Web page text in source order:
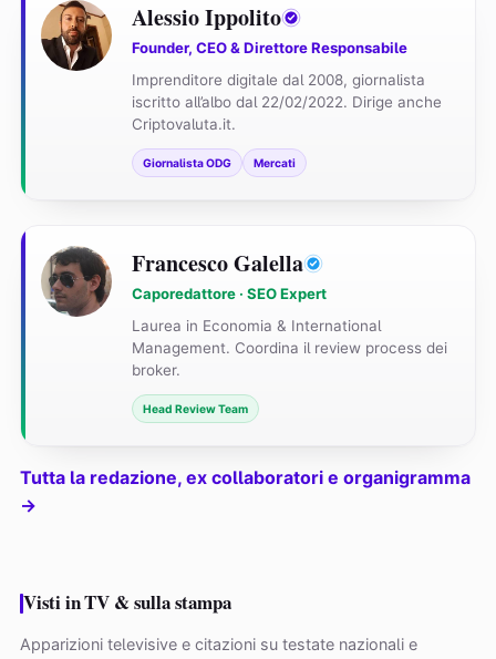
Alessio Ippolito
Founder, CEO & Direttore Responsabile
Imprenditore digitale dal 2008, giornalista
iscritto all’albo dal 22/02/2022. Dirige anche
Criptovaluta.it.
Giornalista ODG Mercati
Francesco Galella
Caporedattore · SEO Expert
Laurea in Economia & International
Management. Coordina il review process dei
broker.
Head Review Team
Tutta la redazione, ex collaboratori e organigramma
→
Visti in TV & sulla stampa
Apparizioni televisive e citazioni su testate nazionali e